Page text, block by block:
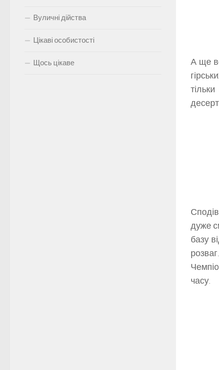
А ще
дуже
базу
часу.
Вуличні дійства
Цікаві особистості
Щось цікаве